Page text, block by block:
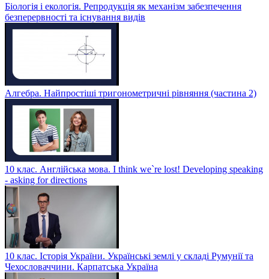
Біологія і екологія. Репродукція як механізм забезпечення
безперервності та існування видів
Алгебра. Найпростіші тригонометричні рівняння (частина 2)
10 клас. Англійська мова. I think we`re lost! Developing speaking
- asking for directions
10 клас. Історія України. Українські землі у складі Румунії та
Чехословаччини. Карпатська Україна